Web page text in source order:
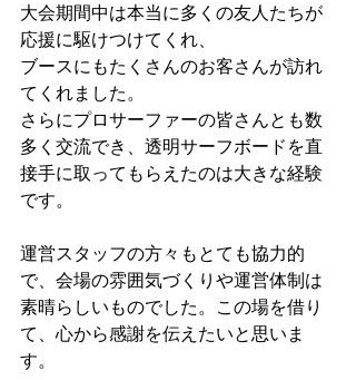
大会期間中は本当に多くの友人たちが
応援に駆けつけてくれ、
ブースにもたくさんのお客さんが訪れ
てくれました。
さらにプロサーファーの皆さんとも数
多く交流でき、透明サーフボードを直
接手に取ってもらえたのは大きな経験
です。
運営スタッフの方々もとても協力的
で、会場の雰囲気づくりや運営体制は
素晴らしいものでした。この場を借り
て、心から感謝を伝えたいと思いま
す。